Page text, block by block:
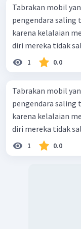
Tabrakan mobil
pengendara saling
karena kelalaian
diri mereka tidak
1 0.0
Tabrakan mobil
pengendara saling
karena kelalaian
diri mereka tidak
1 0.0